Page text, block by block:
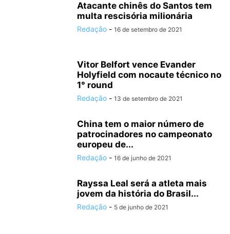
Atacante chinês do Santos tem
multa rescisória milionária
Redação - 16 de setembro de 2021
Vitor Belfort vence Evander
Holyfield com nocaute técnico no
1° round
Redação - 13 de setembro de 2021
China tem o maior número de
patrocinadores no campeonato
europeu de...
Redação - 16 de junho de 2021
Rayssa Leal será a atleta mais
jovem da história do Brasil...
Redação - 5 de junho de 2021